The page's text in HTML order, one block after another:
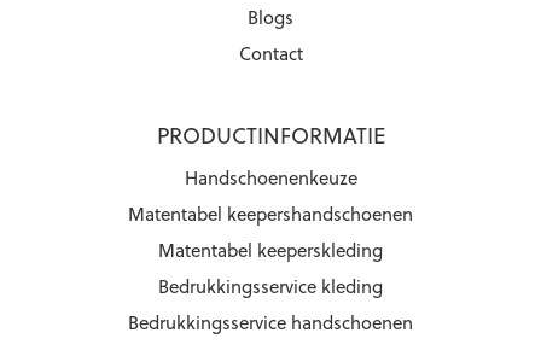
Blogs
Contact
PRODUCTINFORMATIE
Handschoenenkeuze
Matentabel keepershandschoenen
Matentabel keeperskleding
Bedrukkingsservice kleding
Bedrukkingsservice handschoenen